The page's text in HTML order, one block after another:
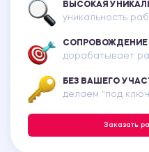
ВЫСОКАЯ
уникальность
СОПРОВОЖДЕНИЕ
дорабатывает
БЕЗ ВАШЕГО
делаем "под
Заказать